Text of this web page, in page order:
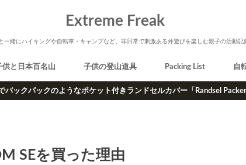
Extreme Freak
一緒にハイキングや自転車・キャンプなど、非日常で刺激ある外遊びを楽しむ親子の活動記
供と日本百名山 子供の登山道具 Packing List 自
バックパックのようなポケット付きランドセルカバー「Randsel Packer
SEを買った理由